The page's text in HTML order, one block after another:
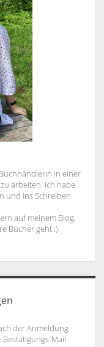
in einer
arbeiten. Ich habe
und ins Schreiben
auf meinem Blog,
Bücher geht :).
der Anmeldung
Mail.